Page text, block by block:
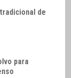
de
para